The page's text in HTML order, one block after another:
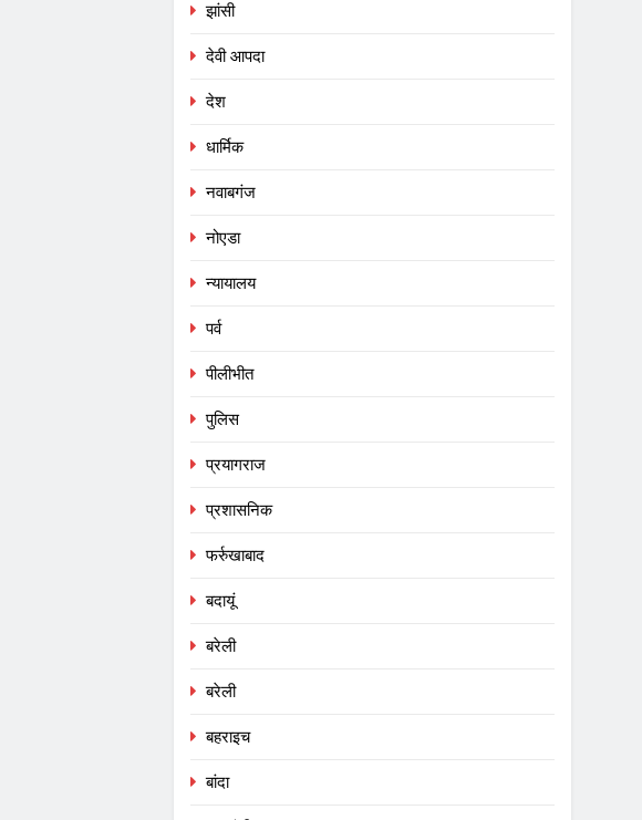
झांसी
देवी आपदा
देश
धार्मिक
नवाबगंज
नोएडा
न्यायालय
पर्व
पीलीभीत
पुलिस
प्रयागराज
प्रशासनिक
फर्रुखाबाद
बदायूं
बरेली
बरेली
बहराइच
बांदा